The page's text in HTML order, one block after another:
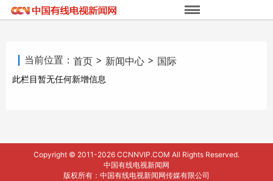
当前位置： 首页 > 新闻中心 > 国际
此栏目暂无任何新增信息
Copyright © 2011-2026 CCNNVIP.COM All Rights Reserved.
中国有线电视新闻网
版权所有：中国有线电视新闻网传媒有限公司